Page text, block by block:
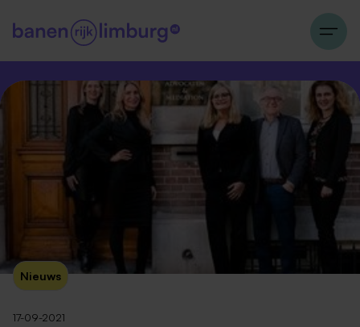
Nieuws
17-09-2021